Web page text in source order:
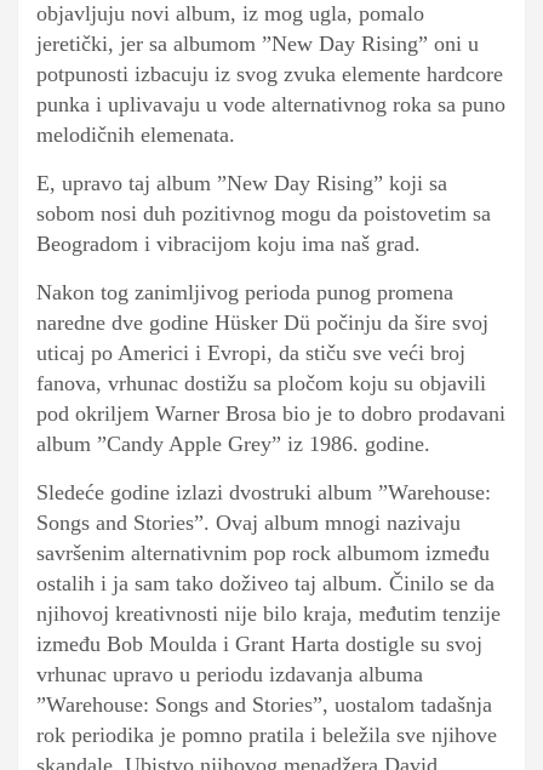
objavljuju novi album, iz mog ugla, pomalo
jeretički, jer sa albumom ”New Day Rising” oni u
potpunosti izbacuju iz svog zvuka elemente hardcore
punka i uplivavaju u vode alternativnog roka sa puno
melodičnih elemenata.
E, upravo taj album ”New Day Rising” koji sa
sobom nosi duh pozitivnog mogu da poistovetim sa
Beogradom i vibracijom koju ima naš grad.
Nakon tog zanimljivog perioda punog promena
naredne dve godine Hüsker Dü počinju da šire svoj
uticaj po Americi i Evropi, da stiču sve veći broj
fanova, vrhunac dostižu sa pločom koju su objavili
pod okriljem Warner Brosa bio je to dobro prodavani
album ”Candy Apple Grey” iz 1986. godine.
Sledeće godine izlazi dvostruki album ”Warehouse:
Songs and Stories”. Ovaj album mnogi nazivaju
savršenim alternativnim pop rock albumom između
ostalih i ja sam tako doživeo taj album. Činilo se da
njihovoj kreativnosti nije bilo kraja, međutim tenzije
između Bob Moulda i Grant Harta dostigle su svoj
vrhunac upravo u periodu izdavanja albuma
”Warehouse: Songs and Stories”, uostalom tadašnja
rok periodika je pomno pratila i beležila sve njihove